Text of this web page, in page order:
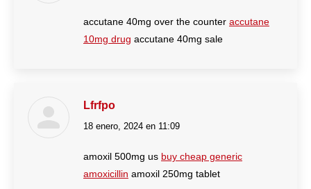
accutane 40mg over the counter accutane
10mg drug accutane 40mg sale
Lfrfpo
dice:
18 enero, 2024 en 11:09
amoxil 500mg us buy cheap generic
amoxicillin amoxil 250mg tablet